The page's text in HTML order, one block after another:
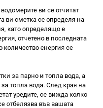
ви се отчитат
ви сметка се определя на
като определящо е
отчетено в последната
количество енергия се
за парно и топла вода, а
топла вода. След края на
уредите, се вижда колко
отбелязва във вашата